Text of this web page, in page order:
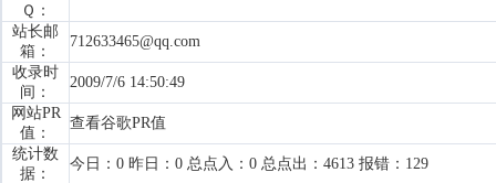
Ｑ：
站长邮
箱：
712633465@qq.com
收录时
间：
2009/7/6 14:50:49
网站PR
值：
查看谷歌PR值
统计数
据：
今日：0 昨日：0 总点入：0 总点出：4613 报错：129